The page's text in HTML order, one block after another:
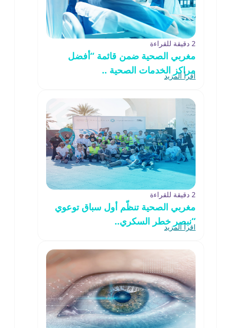
2 دقيقة للقراءة
مغربي الصحية ضمن قائمة “أفضل
مراكز الخدمات الصحية ..
اقرأ المزيد
2 دقيقة للقراءة
مغربي الصحية تنظّم أول سباق توعوي
“نبصر خطر السكري..
اقرأ المزيد